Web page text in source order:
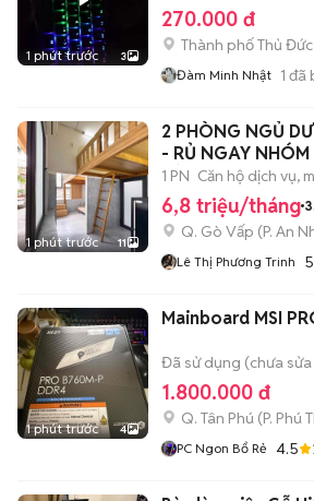
1 phút trước 3
270.000 đ
Thành phố Thủ Đức
Đàm Minh Nhật 1 đã
1 phút trước 11
2 PHÒNG NGỦ
- RỦ NGAY NHÓM
HỜI 😘🔥🔥
1 PN Căn hộ dịch vụ,
6,8 triệu/tháng
Q. Gò Vấp (P. An
Lê Thị Phương Trinh
1 phút trước 4
Mainboard MSI
Đã sử dụng (chưa
1.800.000 đ
Q. Tân Phú (P. Phú
PC Ngon Bổ Rẻ 4.5